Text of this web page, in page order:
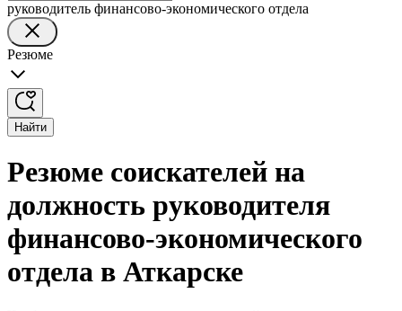
руководитель финансово-экономического отдела
Резюме
Найти
Резюме соискателей на
должность руководителя
финансово-экономического
отдела в Аткарске